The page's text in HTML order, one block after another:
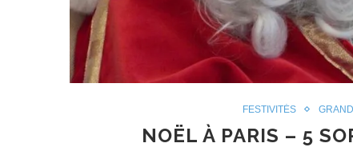
FESTIVITÉS
NOËL À PARIS – 5